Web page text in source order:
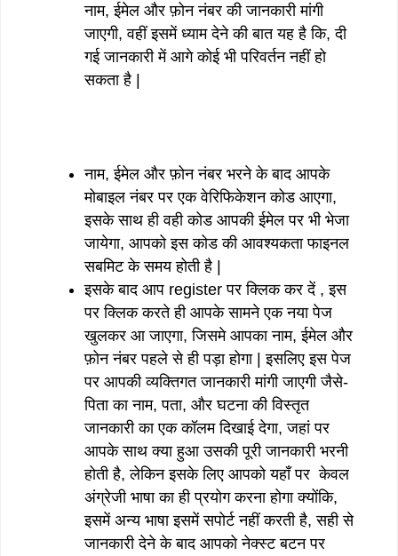
नाम, ईमेल और फ़ोन नंबर की जानकारी मांगी
जाएगी, वहीं इसमें ध्याम देने की बात यह है कि, दी
गई जानकारी में आगे कोई भी परिवर्तन नहीं हो
सकता है |
नाम, ईमेल और फ़ोन नंबर भरने के बाद आपके
मोबाइल नंबर पर एक वेरिफिकेशन कोड आएगा,
इसके साथ ही वही कोड आपकी ईमेल पर भी भेजा
जायेगा, आपको इस कोड की आवश्यकता फाइनल
सबमिट के समय होती है |
इसके बाद आप register पर क्लिक कर दें , इस
पर क्लिक करते ही आपके सामने एक नया पेज
खुलकर आ जाएगा, जिसमे आपका नाम, ईमेल और
फ़ोन नंबर पहले से ही पड़ा होगा | इसलिए इस पेज
पर आपकी व्यक्तिगत जानकारी मांगी जाएगी जैसे-
पिता का नाम, पता, और घटना की विस्तृत
जानकारी का एक कॉलम दिखाई देगा, जहां पर
आपके साथ क्या हुआ उसकी पूरी जानकारी भरनी
होती है, लेकिन इसके लिए आपको यहाँ पर केवल
अंग्रेजी भाषा का ही प्रयोग करना होगा क्योंकि,
इसमें अन्य भाषा इसमें सपोर्ट नहीं करती है, सही से
जानकारी देने के बाद आपको नेक्स्ट बटन पर